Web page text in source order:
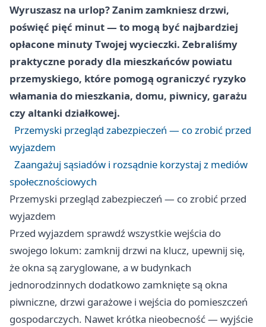
Wyruszasz na urlop? Zanim zamkniesz drzwi,
poświęć pięć minut — to mogą być najbardziej
opłacone minuty Twojej wycieczki. Zebraliśmy
praktyczne porady dla mieszkańców powiatu
przemyskiego, które pomogą ograniczyć ryzyko
włamania do mieszkania, domu, piwnicy, garażu
czy altanki działkowej.
Przemyski przegląd zabezpieczeń — co zrobić przed
wyjazdem
Zaangażuj sąsiadów i rozsądnie korzystaj z mediów
społecznościowych
Przemyski przegląd zabezpieczeń — co zrobić przed
wyjazdem
Przed wyjazdem sprawdź wszystkie wejścia do
swojego lokum: zamknij drzwi na klucz, upewnij się,
że okna są zaryglowane, a w budynkach
jednorodzinnych dodatkowo zamknięte są okna
piwniczne, drzwi garażowe i wejścia do pomieszczeń
gospodarczych. Nawet krótka nieobecność — wyjście